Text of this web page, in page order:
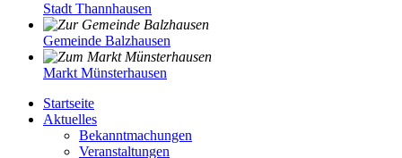
Stadt Thannhausen
Gemeinde Balzhausen
Markt Münsterhausen
Startseite
Aktuelles
Bekanntmachungen
Veranstaltungen